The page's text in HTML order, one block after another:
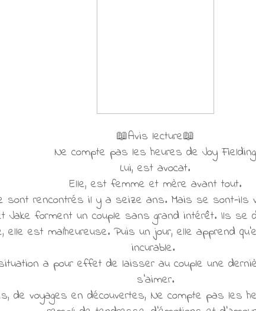
📖Avis lecture📖
Ne compte pas les heures de Joy Fielding
Lui, est avocat.
Elle, est femme et mère avant tout.
sont rencontrés il y a seize ans. Mais se sont-ils
Jake forment un couple sans grand intérêt. Ils se
elle est malheureuse. Puis un jour, elle apprend
incurable.
a pour effet de laisser au couple une
s'aimer.
de voyages en découvertes, Ne compte pas les